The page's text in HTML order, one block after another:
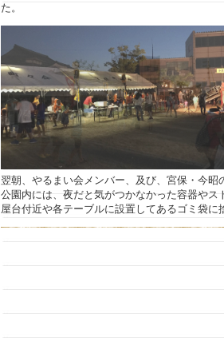
た。
翌朝、やるまい会メンバー、及び、宮保・今昭
公園内には、夜だと気がつかなかった容器やス
屋台付近や各テーブルに設置してあるゴミ袋に